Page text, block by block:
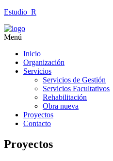
Estudio_R
Menú
Inicio
Organización
Servicios
Servicios de Gestión
Servicios Facultativos
Rehabilitación
Obra nueva
Proyectos
Contacto
Proyectos